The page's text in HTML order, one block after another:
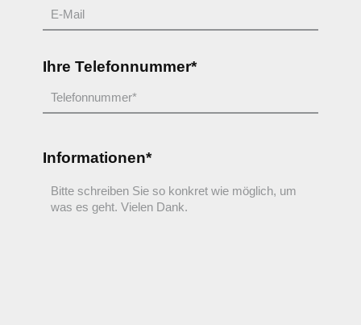
Ihre Telefonnummer*
Informationen*